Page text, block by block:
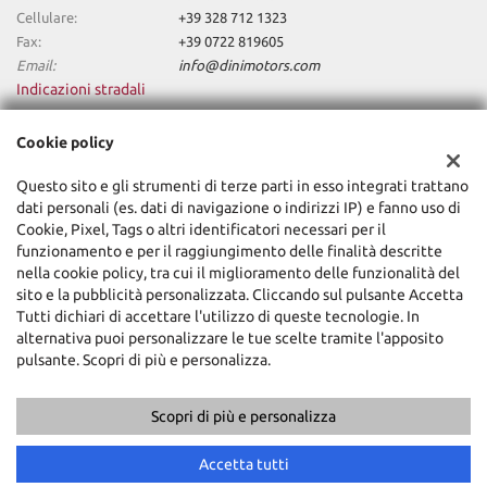
Cellulare:
+39 328 712 1323
Fax:
+39 0722 819605
Email:
info@dinimotors.com
Indicazioni stradali
Dini Motors Srl
Via Nazionale Sud, 5, Sant'Angelo in Vado (PU)
C.F/P.IVA: 02318740418
Registro delle imprese: PU
Copyright © 2026 GestionaleAuto.com S.r.l., Tutti i diritti riservati -
Leggi l'informativa sulla privacy-Cookie Policy
GestionaleAuto.com
Cookie policy
Questo sito e gli strumenti di terze parti in esso integrati trattano
dati personali (es. dati di navigazione o indirizzi IP) e fanno uso di
Cookie, Pixel, Tags o altri identificatori necessari per il
funzionamento e per il raggiungimento delle finalità descritte
nella cookie policy, tra cui il miglioramento delle funzionalità del
sito e la pubblicità personalizzata. Cliccando sul pulsante Accetta
Tutti dichiari di accettare l'utilizzo di queste tecnologie. In
alternativa puoi personalizzare le tue scelte tramite l'apposito
pulsante. Scopri di più e personalizza.
Scopri di più e personalizza
Accetta tutti